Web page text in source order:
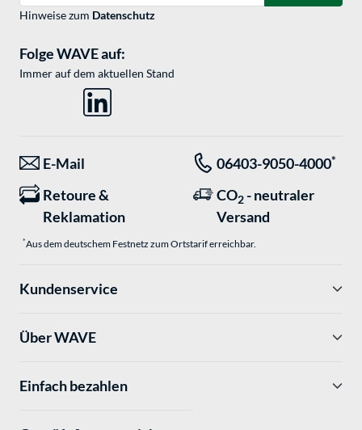
Hinweise zum Datenschutz
Folge WAVE auf:
Immer auf dem aktuellen Stand
E-Mail 06403-9050-4000*
Retoure &
Reklamation
CO2 - neutraler
Versand
*Aus dem deutschem Festnetz zum Ortstarif erreichbar.
Kundenservice
Über WAVE
Einfach bezahlen